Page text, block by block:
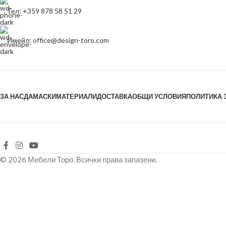
Тел: +359 878 58 51 29
Имейл: office@design-toro.com
ЗА НАСДАМАСКИМАТЕРИАЛИДОСТАВКАОБЩИ УСЛОВИЯПОЛИТИКА
© 2026 Мебели Торо. Всички права запазени.